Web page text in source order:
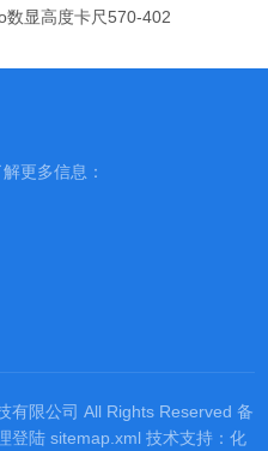
显高度卡尺570-402
更多信息：
有限公司 All Rights Reserved 备
登陆 sitemap.xml 技术支持： 化